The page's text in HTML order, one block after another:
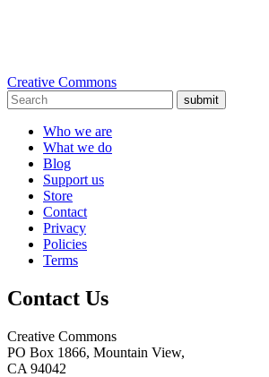
Creative Commons
submit
Who we are
What we do
Blog
Support us
Store
Contact
Privacy
Policies
Terms
Contact Us
Creative Commons
PO Box 1866, Mountain View,
CA 94042